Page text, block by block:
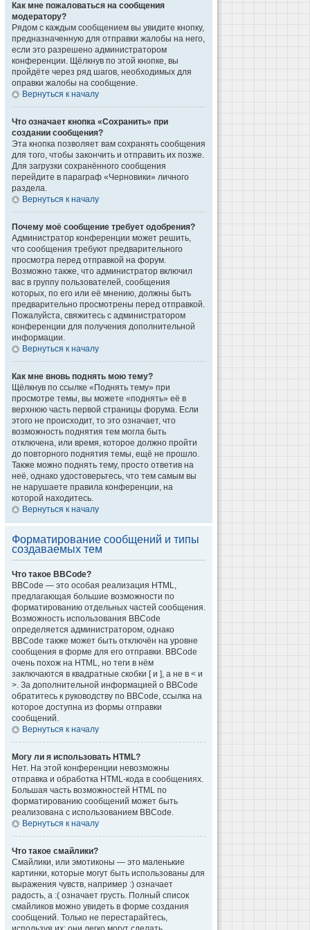
Как мне пожаловаться на сообщения
модератору?
Рядом с каждым сообщением вы увидите кнопку,
предназначенную для отправки жалобы на него,
если это разрешено администратором
конференции. Щёлкнув по этой кнопке, вы
пройдёте через ряд шагов, необходимых для
оправки жалобы на сообщение.
Вернуться к началу
Что означает кнопка «Сохранить» при
создании сообщения?
Эта кнопка позволяет вам сохранять сообщения
для того, чтобы закончить и отправить их позже.
Для загрузки сохранённого сообщения
перейдите в параграф «Черновики» личного
раздела.
Вернуться к началу
Почему моё сообщение требует одобрения?
Администратор конференции может решить,
что сообщения требуют предварительного
просмотра перед отправкой на форум.
Возможно также, что администратор включил
вас в группу пользователей, сообщения
которых, по его или её мнению, должны быть
предварительно просмотрены перед отправкой.
Пожалуйста, свяжитесь с администратором
конференции для получения дополнительной
информации.
Вернуться к началу
Как мне вновь поднять мою тему?
Щёлкнув по ссылке «Поднять тему» при
просмотре темы, вы можете «поднять» её в
верхнюю часть первой страницы форума. Если
этого не происходит, то это означает, что
возможность поднятия тем могла быть
отключена, или время, которое должно пройти
до повторного поднятия темы, ещё не прошло.
Также можно поднять тему, просто ответив на
неё, однако удостоверьтесь, что тем самым вы
не нарушаете правила конференции, на
которой находитесь.
Вернуться к началу
Форматирование сообщений и типы
создаваемых тем
Что такое BBCode?
BBCode — это особая реализация HTML,
предлагающая большие возможности по
форматированию отдельных частей сообщения.
Возможность использования BBCode
определяется администратором, однако
BBCode также может быть отключён на уровне
сообщения в форме для его отправки. BBCode
очень похож на HTML, но теги в нём
заключаются в квадратные скобки [ и ], а не в < и
>. За дополнительной информацией о BBCode
обратитесь к руководству по BBCode, ссылка на
которое доступна из формы отправки
сообщений.
Вернуться к началу
Могу ли я использовать HTML?
Нет. На этой конференции невозможны
отправка и обработка HTML-кода в сообщениях.
Большая часть возможностей HTML по
форматированию сообщений может быть
реализована с использованием BBCode.
Вернуться к началу
Что такое смайлики?
Смайлики, или эмотиконы — это маленькие
картинки, которые могут быть использованы для
выражения чувств, например :) означает
радость, а :( означает грусть. Полный список
смайликов можно увидеть в форме создания
сообщений. Только не перестарайтесь,